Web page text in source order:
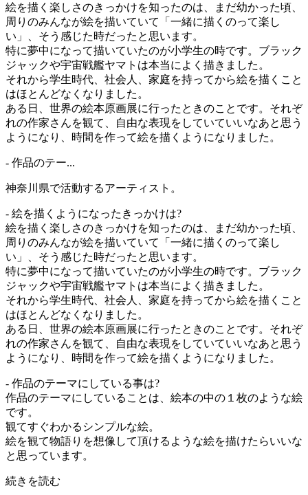
絵を描く楽しさのきっかけを知ったのは、まだ幼かった頃、
周りのみんなが絵を描いていて「一緒に描くのって楽し
い」、そう感じた時だったと思います。
特に夢中になって描いていたのが小学生の時です。ブラック
ジャックや宇宙戦艦ヤマトは本当によく描きました。
それから学生時代、社会人、家庭を持ってから絵を描くこと
はほとんどなくなりました。
ある日、世界の絵本原画展に行ったときのことです。それぞ
れの作家さんを観て、自由な表現をしていていいなあと思う
ようになり、時間を作って絵を描くようになりました。
- 作品のテー...
神奈川県で活動するアーティスト。
- 絵を描くようになったきっかけは?
絵を描く楽しさのきっかけを知ったのは、まだ幼かった頃、
周りのみんなが絵を描いていて「一緒に描くのって楽し
い」、そう感じた時だったと思います。
特に夢中になって描いていたのが小学生の時です。ブラック
ジャックや宇宙戦艦ヤマトは本当によく描きました。
それから学生時代、社会人、家庭を持ってから絵を描くこと
はほとんどなくなりました。
ある日、世界の絵本原画展に行ったときのことです。それぞ
れの作家さんを観て、自由な表現をしていていいなあと思う
ようになり、時間を作って絵を描くようになりました。
- 作品のテーマにしている事は?
作品のテーマにしていることは、絵本の中の１枚のような絵
です。
観てすぐわかるシンプルな絵。
絵を観て物語りを想像して頂けるような絵を描けたらいいな
と思っています。
続きを読む